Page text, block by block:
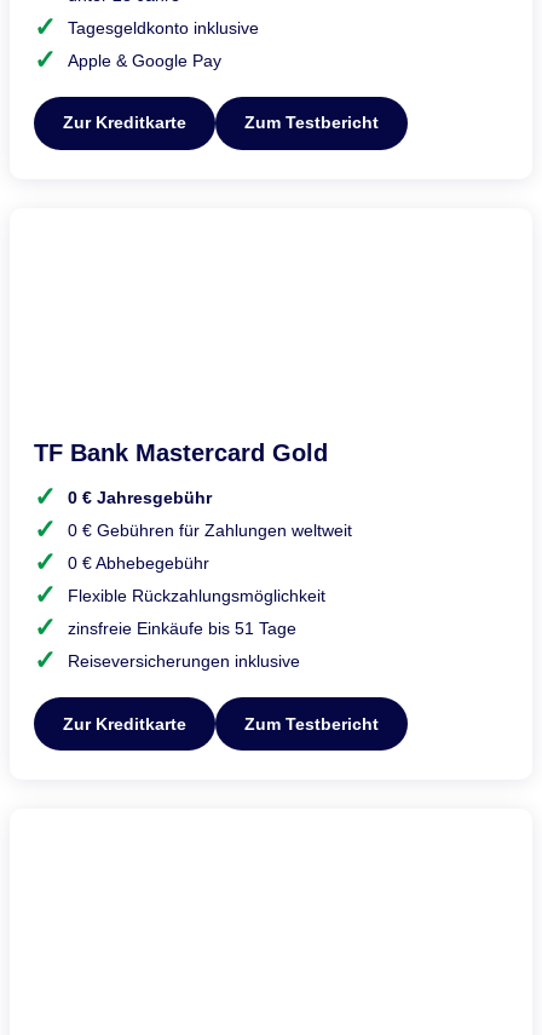
Tagesgeldkonto inklusive
Apple & Google Pay
Zur Kreditkarte Zum Testbericht
TF Bank Mastercard Gold
0 € Jahresgebühr
0 € Gebühren für Zahlungen weltweit
0 € Abhebegebühr
Flexible Rückzahlungsmöglichkeit
zinsfreie Einkäufe bis 51 Tage
Reiseversicherungen inklusive
Zur Kreditkarte Zum Testbericht